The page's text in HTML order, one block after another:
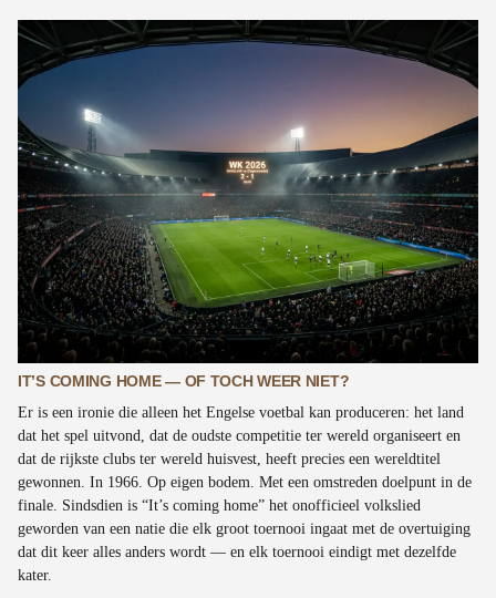
IT’S COMING HOME — OF TOCH WEER NIET?
Er is een ironie die alleen het Engelse voetbal kan produceren: het land
dat het spel uitvond, dat de oudste competitie ter wereld organiseert en
dat de rijkste clubs ter wereld huisvest, heeft precies een wereldtitel
gewonnen. In 1966. Op eigen bodem. Met een omstreden doelpunt in de
finale. Sindsdien is “It’s coming home” het onofficieel volkslied
geworden van een natie die elk groot toernooi ingaat met de overtuiging
dat dit keer alles anders wordt — en elk toernooi eindigt met dezelfde
kater.